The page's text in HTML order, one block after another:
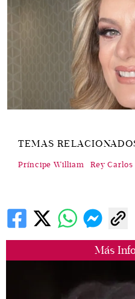
Más
TEMAS
Príncipe William Rey Carlos